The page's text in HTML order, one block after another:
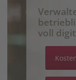
voll